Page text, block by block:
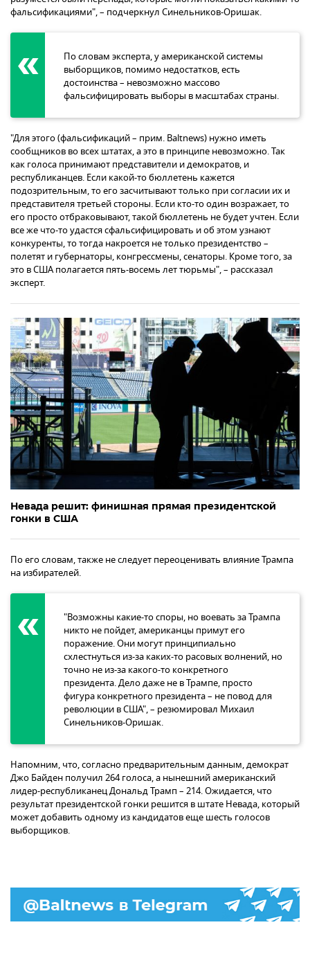
фальсификациями", – подчеркнул Синельников-Оришак.
По словам эксперта, у американской системы
выборщиков, помимо недостатков, есть
достоинства – невозможно массово
фальсифицировать выборы в масштабах страны.
"Для этого (фальсификаций – прим. Baltnews) нужно иметь
сообщников во всех штатах, а это в принципе невозможно. Так
как голоса принимают представители и демократов, и
республиканцев. Если какой-то бюллетень кажется
подозрительным, то его засчитывают только при согласии их и
представителя третьей стороны. Если кто-то один возражает, то
его просто отбраковывают, такой бюллетень не будет учтен. Если
все же что-то удастся сфальсифицировать и об этом узнают
конкуренты, то тогда накроется не только президентство –
полетят и губернаторы, конгрессмены, сенаторы. Кроме того, за
это в США полагается пять-восемь лет тюрьмы", – рассказал
эксперт.
Невада решит: финишная прямая президентской
гонки в США
По его словам, также не следует переоценивать влияние Трампа
на избирателей.
"Возможны какие-то споры, но воевать за Трампа
никто не пойдет, американцы примут его
поражение. Они могут принципиально
схлестнуться из-за каких-то расовых волнений, но
точно не из-за какого-то конкретного
президента. Дело даже не в Трампе, просто
фигура конкретного президента – не повод для
революции в США", – резюмировал Михаил
Синельников-Оришак.
Напомним, что, согласно предварительным данным, демократ
Джо Байден получил 264 голоса, а нынешний американский
лидер-республиканец Дональд Трамп – 214. Ожидается, что
результат президентской гонки решится в штате Невада, который
может добавить одному из кандидатов еще шесть голосов
выборщиков.